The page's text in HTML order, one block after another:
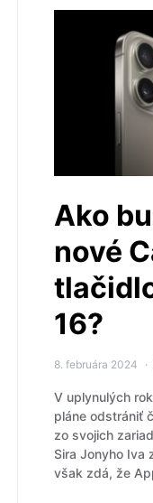
Ako
nové
16?
8. februára 2024
V uplynulých
pláne odstrániť
zo svojich
Sira Jonyho Iva
však zdá, že